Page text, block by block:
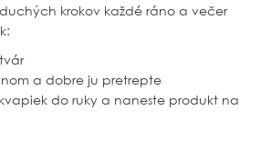
krokov každé ráno a večer
a dobre ju pretrepte
do ruky a naneste produkt na